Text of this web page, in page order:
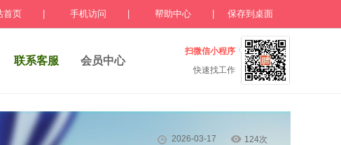
首页 手机访问 帮助中心 保存到桌面
联系客服 会员中心
扫微信小程序
快速找工作
2026-03-17 124次